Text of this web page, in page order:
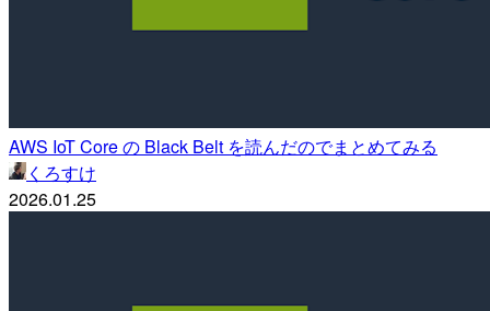
AWS IoT Core の Black Belt を読んだのでまとめてみる
くろすけ
2026.01.25